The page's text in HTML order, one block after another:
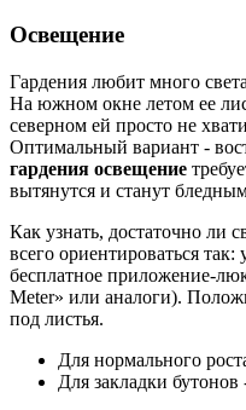
Освещение
Гардения любит много
На южном окне летом ее
северном ей просто не
Оптимальный вариант -
гардения освещение
вытянутся и станут
Как узнать, достаточно ли
всего ориентироваться
бесплатное приложение-
Meter» или аналоги).
под листья.
Для нормального
Для закладки